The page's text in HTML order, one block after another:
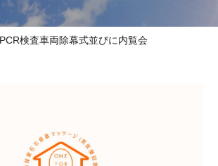
PCR検査車両除幕式並びに内覧会